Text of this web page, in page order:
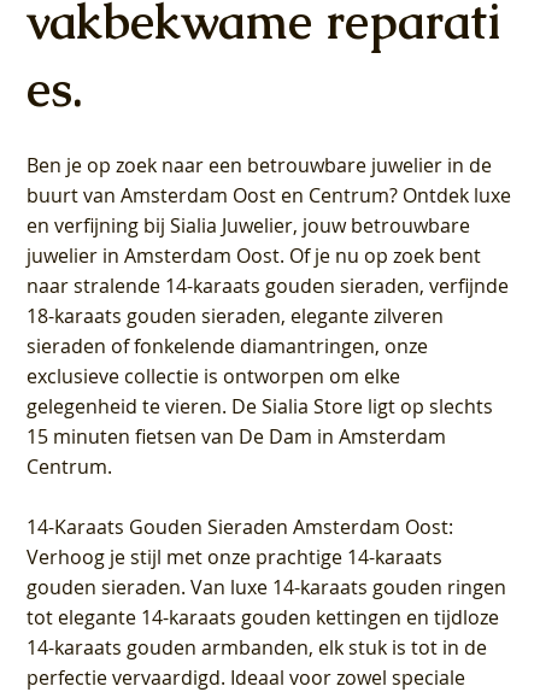
vakbekwame reparati
es.
Ben je op zoek naar een betrouwbare juwelier in de
buurt van Amsterdam Oost en Centrum? Ontdek luxe
en verfijning bij Sialia Juwelier, jouw betrouwbare
juwelier in Amsterdam Oost. Of je nu op zoek bent
naar stralende 14-karaats gouden sieraden, verfijnde
18-karaats gouden sieraden, elegante zilveren
sieraden of fonkelende diamantringen, onze
exclusieve collectie is ontworpen om elke
gelegenheid te vieren. De Sialia Store ligt op slechts
15 minuten fietsen van De Dam in Amsterdam
Centrum.
14-Karaats Gouden Sieraden Amsterdam Oost:
Verhoog je stijl met onze prachtige 14-karaats
gouden sieraden. Van luxe 14-karaats gouden ringen
tot elegante 14-karaats gouden kettingen en tijdloze
14-karaats gouden armbanden, elk stuk is tot in de
perfectie vervaardigd. Ideaal voor zowel speciale